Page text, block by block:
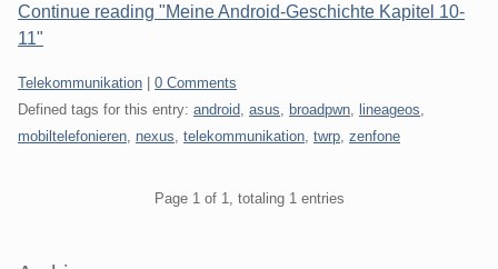
Continue reading "Meine Android-Geschichte Kapitel 10-
11"
Categories:
Telekommunikation
0 Comments
Defined tags for this entry: android asus broadpwn lineageos
mobiltelefonieren nexus telekommunikation twrp zenfone
Page 1 of 1, totaling 1 entries